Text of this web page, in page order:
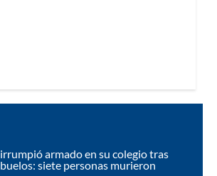
armado en su colegio tras
siete personas murieron